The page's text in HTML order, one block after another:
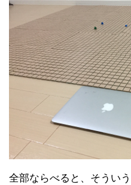
全部ならべると、そうい